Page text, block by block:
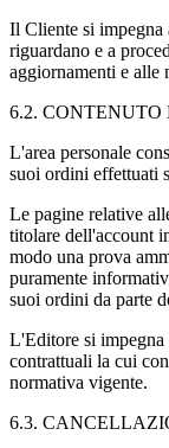
Il Cliente si impegna
riguardano e a
aggiornamenti e alle
6.2.
L'area personale
suoi ordini effettuati
Le pagine relative
titolare dell'account
modo una prova
puramente
suoi ordini da parte
L'Editore si impegna
contrattuali la cui
normativa vigente.
6.3.